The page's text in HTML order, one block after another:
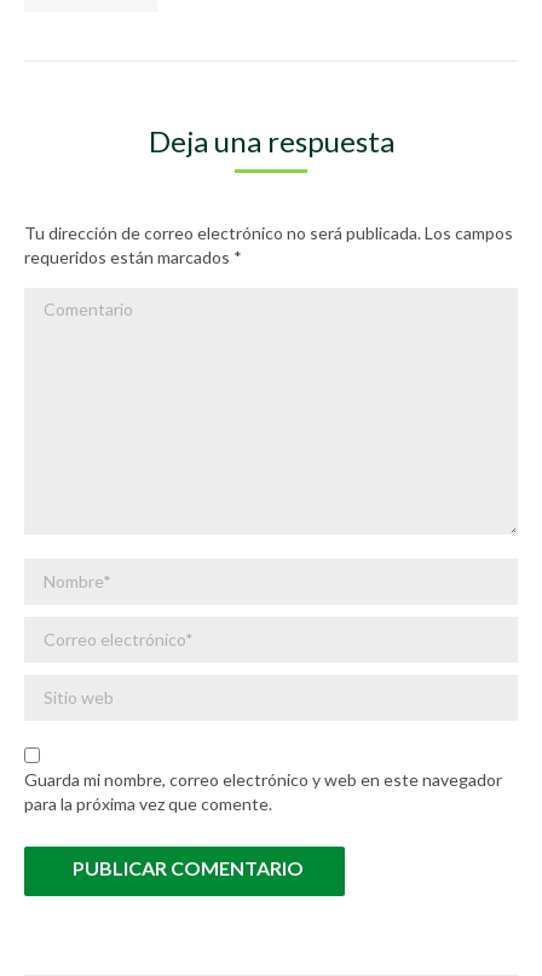
Deja una respuesta
Tu dirección de correo electrónico no será publicada. Los campos
requeridos están marcados *
Comentario
Guarda mi nombre, correo electrónico y web en este navegador
para la próxima vez que comente.
PUBLICAR COMENTARIO